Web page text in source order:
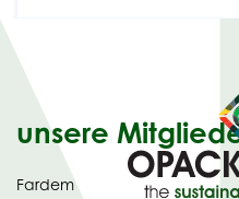
unsere
Fardem